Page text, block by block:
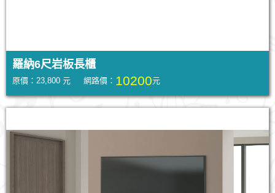
羅納6尺岩板長櫃
原價：23,800 元 網路價： 10200元